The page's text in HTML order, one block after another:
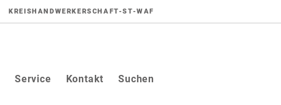
KREISHANDWERKERSCHAFT-ST-WAF
Service Kontakt Suchen